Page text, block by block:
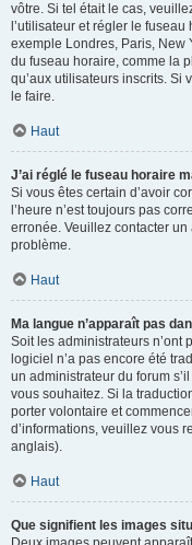
vôtre. Si tel était le cas,
l’utilisateur et régler le
exemple Londres, Paris, New
du fuseau horaire, comme la
qu’aux utilisateurs inscrits. Si
le faire.
Haut
J’ai réglé le fuseau horaire
Si vous êtes certain d’avoir
l’heure n’est toujours pas
erronée. Veuillez contacter
problème.
Haut
Ma langue n’apparaît pas
Soit les administrateurs n’ont
logiciel n’a pas encore été
un administrateur du forum
vous souhaitez. Si la
porter volontaire et
d’informations, veuillez vous
anglais).
Haut
Que signifient les images